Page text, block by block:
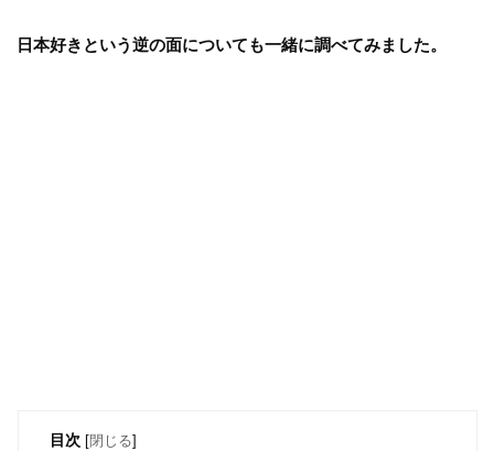
日本好きという逆の面についても一緒に調べてみました。
目次 [閉じる]